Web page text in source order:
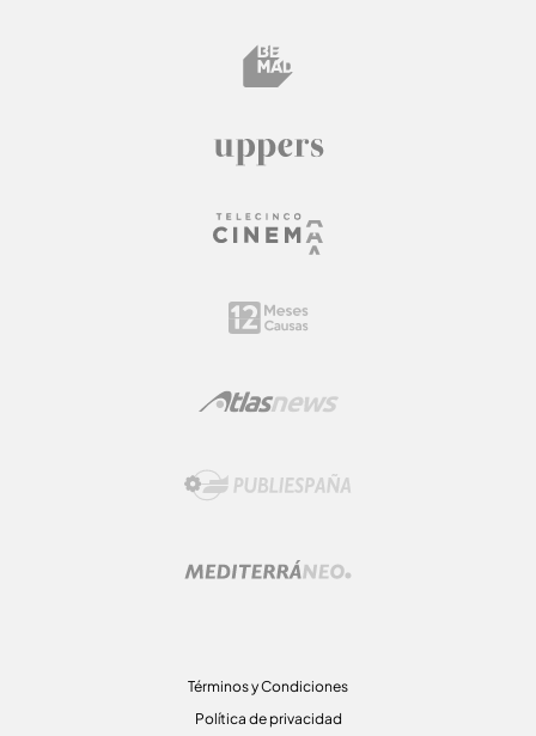
Términos y Condiciones
Política de privacidad